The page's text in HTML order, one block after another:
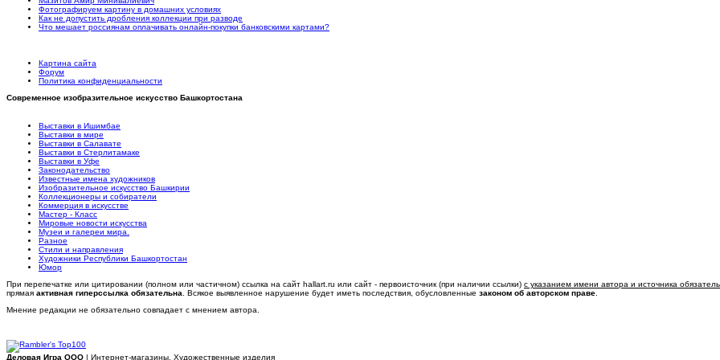
Фотографируем картину в домашних условиях
Как не допустить дробления коллекции при разводе
Что мешает россиянам оплачивать онлайн-покупки банковскими картами?
Картина сайта
Форум
Политика конфиденциальности
Современное изобразительное искусство Башкортостана
Выставки в Ишимбае
Выставки в мире
Выставки в Салавате
Выставки в Стерлитамаке
Выставки в Уфе
Законодательство
Известные имена художников
Изобразительное искусство Башкирии
Коллекционеры и собиратели
Коммерция в искусстве
Мастер - Класс
Мировые новости искусства
Музеи и галереи мира.
Разное
Стили и направления
Художники Республики Башкортостан
Юмор
При перепечатке или цитировании (полном или частичном) ссылка на сайт hallart.ru или сайт - первоисточник (при наличии ссылки) с указанием имени автора и источника
прямая активная гиперссылка обязательна . Всякое выявленное нарушение будет иметь последствия, обусловленные законом об авторском праве
Мнение редакции не обязательно совпадает с мнением автора.
Деловая Игра ООО | Интернет-магазины, Художественные изделия